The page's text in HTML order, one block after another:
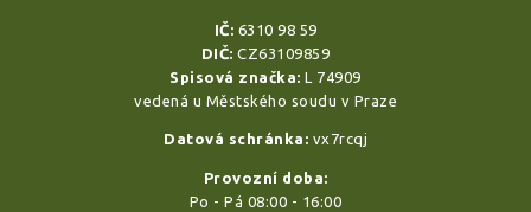
IČ: 6310 98 59
DIČ: CZ63109859
Spisová značka: L 74909
vedená u Městského soudu v Praze
Datová schránka: vx7rcqj
Provozní doba:
Po - Pá 08:00 - 16:00